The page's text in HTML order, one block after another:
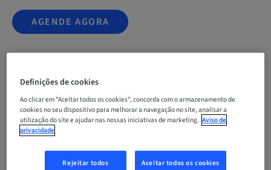
AGENDE AGORA
bookable
Idioma
Alemão
Definições de cookies
Ao clicar em "Aceitar todos os cookies", concorda com o armazenamento de
cookies no seu dispositivo para melhorar a navegação no site, analisar a
utilização do site e ajudar nas nossas iniciativas de marketing. Aviso de
privacidade
Rejeitar todos Aceitar todos os cookies